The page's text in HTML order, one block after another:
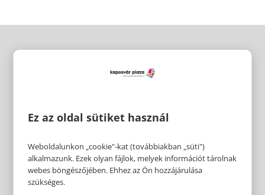
Ez az oldal sütiket használ
Weboldalunkon „cookie"-kat (továbbiakban „süti")
alkalmazunk. Ezek olyan fájlok, melyek információt tárolnak
webes böngészőjében. Ehhez az Ön hozzájárulása
szükséges.